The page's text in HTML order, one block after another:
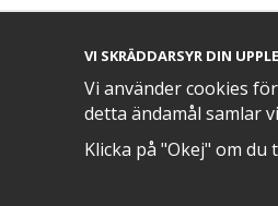
VI SKRÄDDARSYR DIN
Vi använder cookies
detta ändamål samlar
Klicka på "Okej" om